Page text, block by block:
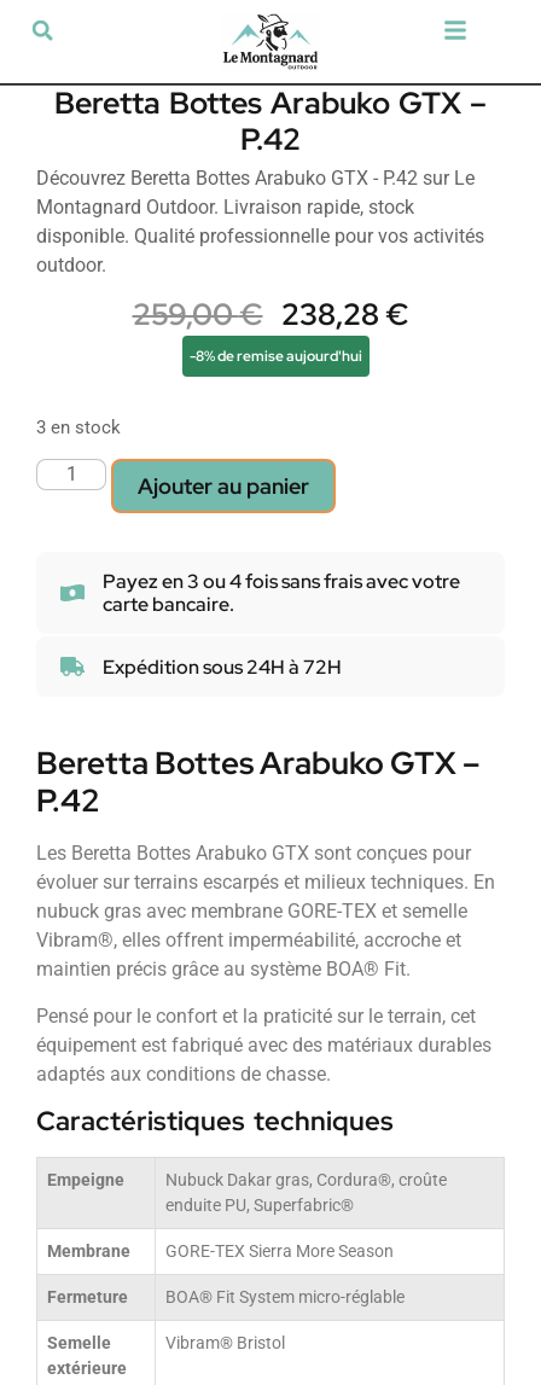
Beretta Bottes Arabuko GTX –
P.42
Découvrez Beretta Bottes Arabuko GTX - P.42 sur Le
Montagnard Outdoor. Livraison rapide, stock
disponible. Qualité professionnelle pour vos activités
outdoor.
259,00€ 238,28€
-8% de remise aujourd'hui
3 en stock
Ajouter au panier
Payez en 3 ou 4 fois sans frais avec votre
carte bancaire.
Expédition sous 24H à 72H
Beretta Bottes Arabuko GTX –
P.42
Les Beretta Bottes Arabuko GTX sont conçues pour
évoluer sur terrains escarpés et milieux techniques. En
nubuck gras avec membrane GORE-TEX et semelle
Vibram®, elles offrent imperméabilité, accroche et
maintien précis grâce au système BOA® Fit.
Pensé pour le confort et la praticité sur le terrain, cet
équipement est fabriqué avec des matériaux durables
adaptés aux conditions de chasse.
Caractéristiques techniques
Empeigne
Nubuck Dakar gras, Cordura®, croûte
enduite PU, Superfabric®
Membrane GORE-TEX Sierra More Season
Fermeture BOA® Fit System micro-réglable
Semelle
extérieure
Vibram® Bristol